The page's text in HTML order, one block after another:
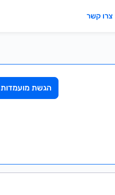
צרו קשר
הגשת מועמדות